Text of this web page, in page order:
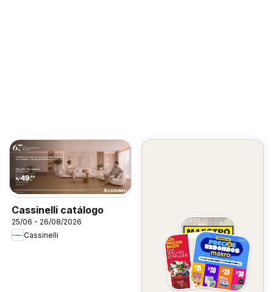
Cassinelli catálogo
25/06 - 26/08/2026
Cassinelli